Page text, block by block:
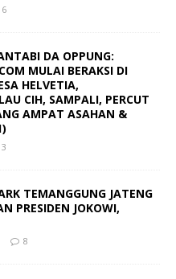
DA OPPUNG:
MULAI BERAKSI DI
HELVETIA,
CIH, SAMPALI, PERCUT
AMPAT ASAHAN &
TEMANGGUNG JATENG
PRESIDEN JOKOWI,
8